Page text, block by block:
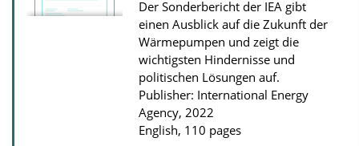
o
w
n
l
o
a
Der Sonderbericht der IEA gibt
einen Ausblick auf die Zukunft der
Wärmepumpen und zeigt die
wichtigsten Hindernisse und
politischen Lösungen auf.
Publisher: International Energy
Agency, 2022
English, 110 pages